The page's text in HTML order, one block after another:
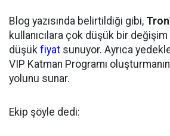
Blog yazısında belirtildiği gibi,
kullanıcılara çok düşük bir
düşük fiyat sunuyor. Ayrıca
VIP Katman Programı
yolunu sunar.
Ekip şöyle dedi: